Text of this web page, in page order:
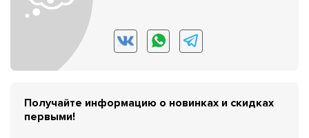
Получайте информацию о новинках и скидках
первыми!